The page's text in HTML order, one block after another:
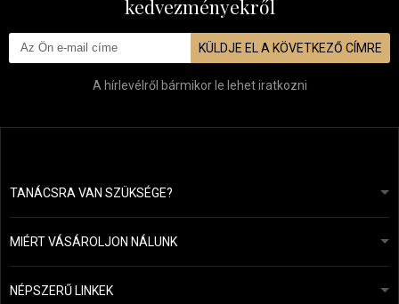
kedvezményekről
KÜLDJE EL A KÖVETKEZŐ CÍMRE
A hírlevélről bármikor le lehet iratkozni
TANÁCSRA VAN SZÜKSÉGE?info@mapeja.hu
24 órán belül válaszolunk.
MIÉRT VÁSÁROLJON NÁLUNK
Általános szerződési feltételek (ÁSZF)
Személyes adatok védelme
Fizetési és szállítási áttekintés
Áru visszaküldése
NÉPSZERŰ LINKEK
A mi történetünk